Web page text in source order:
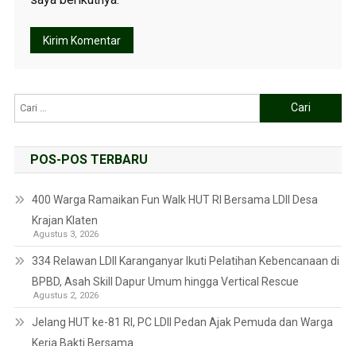
POS-POS TERBARU
400 Warga Ramaikan Fun Walk HUT RI Bersama LDII Desa
Krajan Klaten
Agustus 3, 2026
334 Relawan LDII Karanganyar Ikuti Pelatihan Kebencanaan di
BPBD, Asah Skill Dapur Umum hingga Vertical Rescue
Agustus 2, 2026
Jelang HUT ke-81 RI, PC LDII Pedan Ajak Pemuda dan Warga
Kerja Bakti Bersama